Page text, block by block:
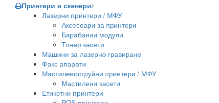
Принтери и скенери
Лазерни принтери / МФУ
Аксесоари за принтери
Барабанни модули
Тонер касети
Машини за лазерно гравиране
Факс апарати
Мастиленоструйни принтери / МФУ
Мастилени касети
Етикетни принтери